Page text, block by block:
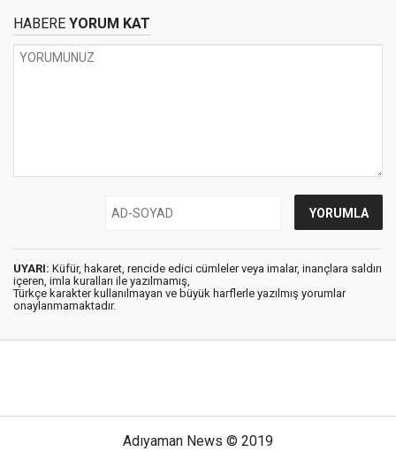
HABERE YORUM KAT
UYARI: Küfür, hakaret, rencide edici cümleler veya imalar, inançlara saldırı
içeren, imla kuralları ile yazılmamış,
Türkçe karakter kullanılmayan ve büyük harflerle yazılmış yorumlar
onaylanmamaktadır.
Adıyaman News © 2019